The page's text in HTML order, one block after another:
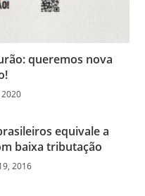
queremos nova
equivale a
baixa tributação
2016